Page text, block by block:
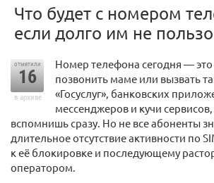
Что будет с номером
если долго им не
отметили
16
в архиве
Номер телефона сегодня — это
позвонить маме или вызвать
«Госуслуг», банковских
мессенджеров и кучи
вспомнишь сразу. Но не все абоненты
длительное отсутствие активности по
к её блокировке и последующему
оператором.